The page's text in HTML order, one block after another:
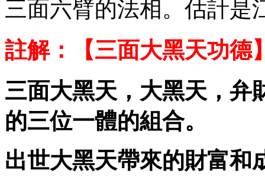
三面六臂的法相。估計是
註解：
【三面大黑天功德
三面大黑天，大黑天，弁
的三位一體的組合。
出世大黑天帶來的財富和